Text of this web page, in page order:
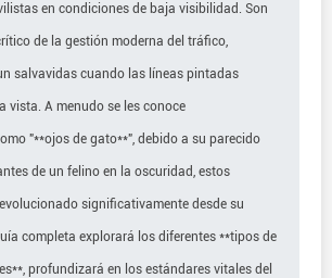
en condiciones de baja visibilidad. Son
de la gestión moderna del tráfico,
salvavidas cuando las líneas pintadas
vista. A menudo se les conoce
"**ojos de gato**", debido a su parecido
de un felino en la oscuridad, estos
significativamente desde su
completa explorará los diferentes **tipos de
profundizará en los estándares vitales del